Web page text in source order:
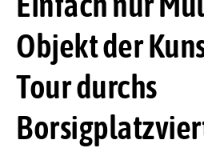
Objekt der
Tour durchs